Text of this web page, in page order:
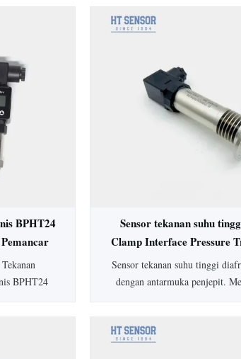
BPHT24
BPHT24
IP65,
Sensor tekanan suhu
Clamp Interface Pressure
Sensor tekanan suhu tinggi
dengan antarmuka penjepit.
Ideal untuk aplikasi higienis